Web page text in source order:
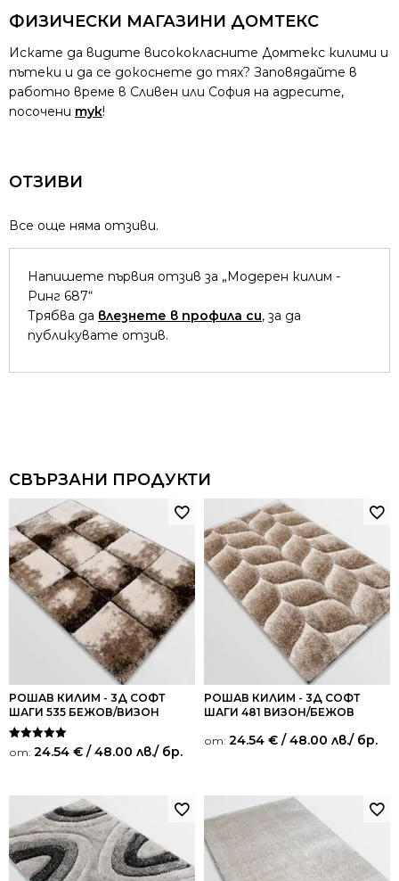
ФИЗИЧЕСКИ МАГАЗИНИ ДОМТЕКС
Искате да видите висококласните Домтекс килими и
пътеки и да се докоснете до тях? Заповядайте в
работно време в Сливен или София на адресите,
посочени тук!
ОТЗИВИ
Все още няма отзиви.
Напишете първия отзив за „Модерен килим -
Ринг 687“
Трябва да влезнете в профила си, за да
публикувате отзив.
СВЪРЗАНИ ПРОДУКТИ
РОШАВ КИЛИМ - 3Д СОФТ
ШАГИ 535 БЕЖОВ/ВИЗОН
Оценено на
5.00
от: 24.54 € / 48.00 лв./ бр.
РОШАВ КИЛИМ - 3Д СОФТ
ШАГИ 481 ВИЗОН/БЕЖОВ
от: 24.54 € / 48.00 лв./ бр.